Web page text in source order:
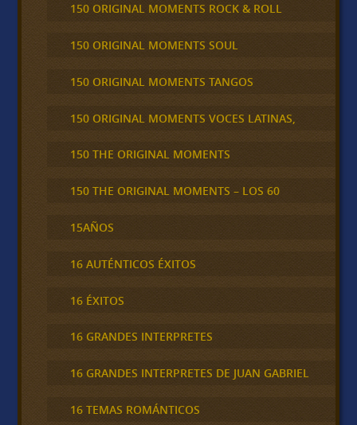
150 ORIGINAL MOMENTS ROCK & ROLL
150 ORIGINAL MOMENTS SOUL
150 ORIGINAL MOMENTS TANGOS
150 ORIGINAL MOMENTS VOCES LATINAS,
150 THE ORIGINAL MOMENTS
150 THE ORIGINAL MOMENTS – LOS 60
15AÑOS
16 AUTÉNTICOS ÉXITOS
16 ÉXITOS
16 GRANDES INTERPRETES
16 GRANDES INTERPRETES DE JUAN GABRIEL
16 TEMAS ROMÁNTICOS